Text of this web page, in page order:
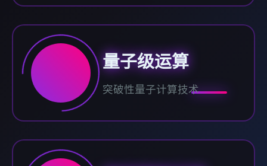
量子级运算
突破性量子计算技术